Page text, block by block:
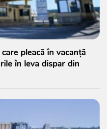
pleacă în vacanță
în leva dispar din